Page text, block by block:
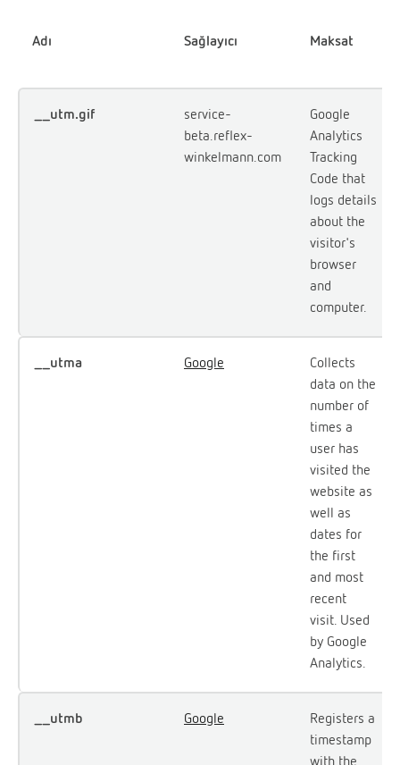
Adı Sağlayıcı Maksat
__utm.gif
service-
beta.reflex-
winkelmann.com
Google
Analytics
Tracking
Code that
logs details
about the
visitor's
browser
and
computer.
__utma Google
Collects
data on the
number of
times a
user has
visited the
website as
well as
dates for
the first
and most
recent
visit. Used
by Google
Analytics.
__utmb Google
Registers a
timestamp
with the